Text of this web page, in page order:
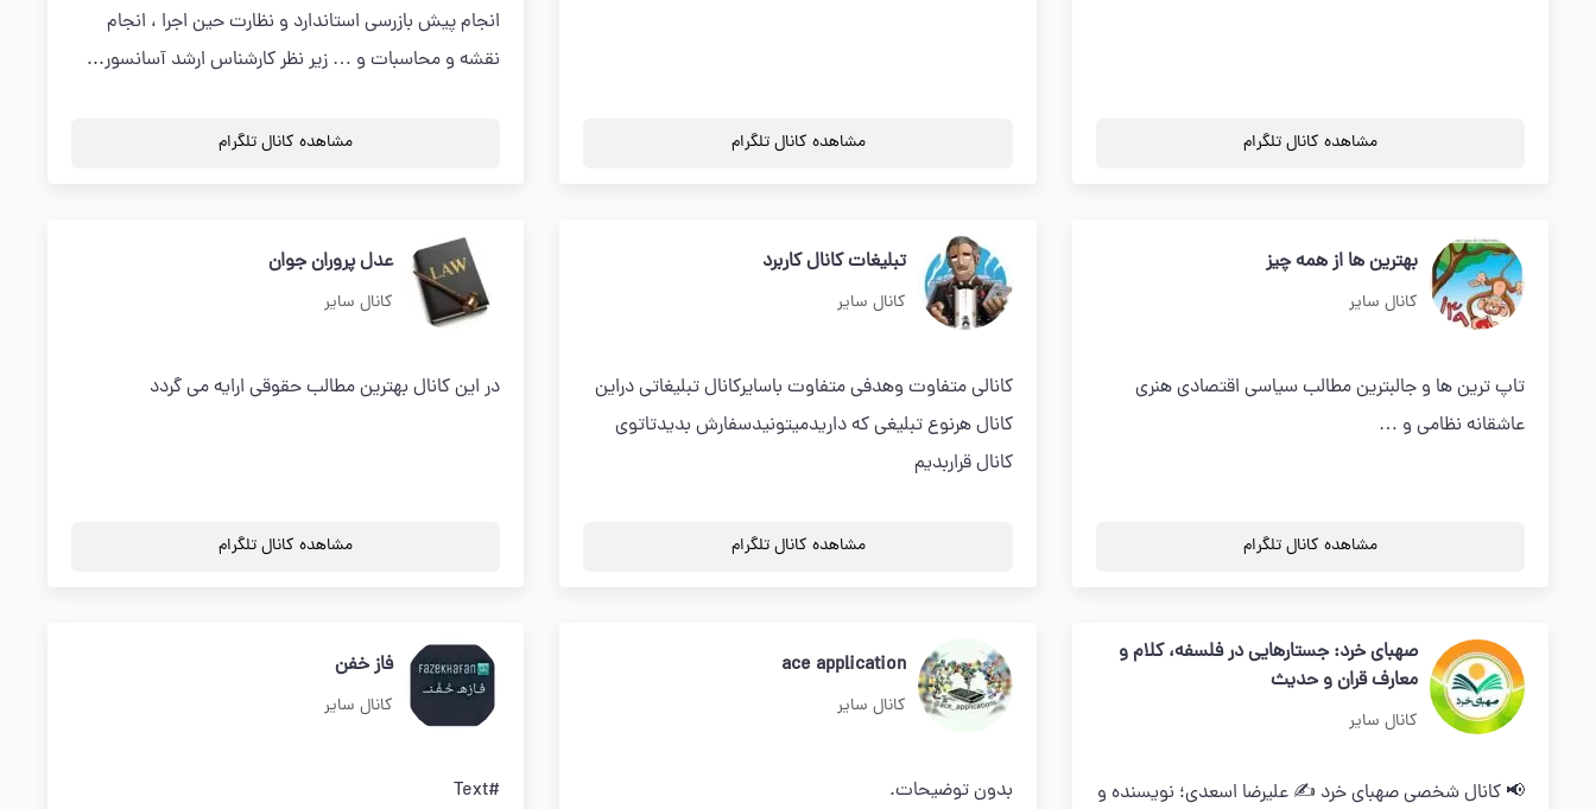
مشاهده کانال تلگرام مشاهده کانال تلگرام
انجام پیش بازرسی استاندارد و نظارت حین اجرا ، انجام
نقشه و محاسبات و … زیر نظر کارشناس ارشد آسانسور...
مشاهده کانال تلگرام
بهترین ها از همه چیز
کانال سایر
تاپ ترین ها و جالبترین مطالب سیاسی اقتصادی هنری
عاشقانه نظامی و …
مشاهده کانال تلگرام
تبلیغات کانال کاربرد
کانال سایر
کانالی متفاوت وهدفی متفاوت باسایرکانال تبلیغاتی دراین
کانال هرنوع تبلیغی که داریدمیتونیدسفارش بدیدتاتوی
کانال قراربدیم
مشاهده کانال تلگرام
عدل پروران جوان
کانال سایر
در این کانال بهترین مطالب حقوقی ارایه می گردد
مشاهده کانال تلگرام
صهبای خرد: جستارهایی در فلسفه، کلام و
معارف قران و حدیث
کانال سایر
📢 کانال شخصی صهبای خرد ✍️ علیرضا اسعدی؛ نویسنده و
ace application
کانال سایر
بدون توضیحات.
فاز خفن
کانال سایر
#Text